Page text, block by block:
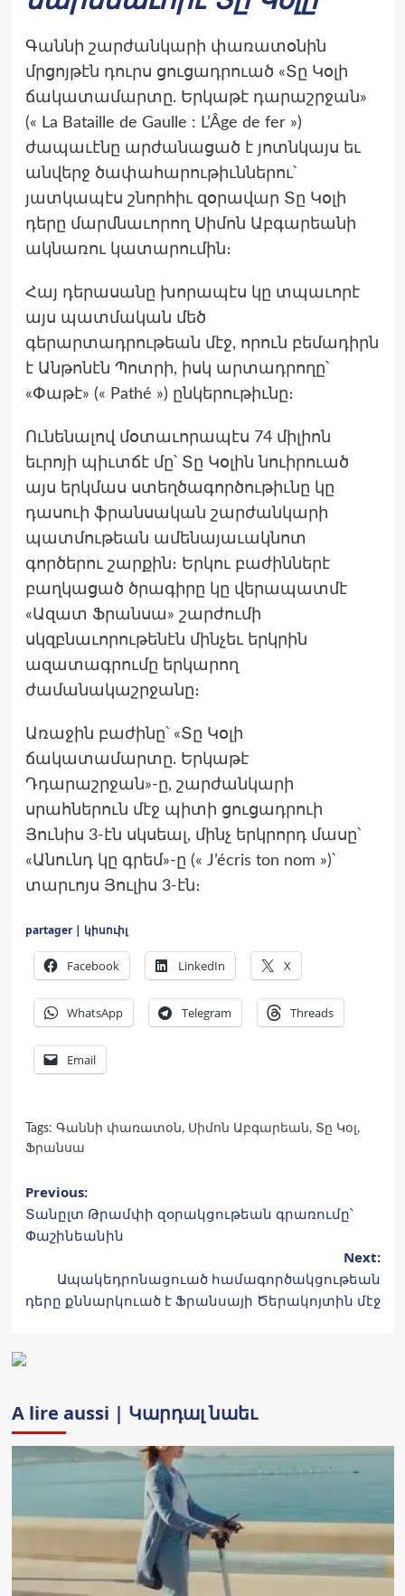
Գաննի շարժանկարի փառատօնին
մրցոյթէն դուրս ցուցադրուած «Տը Կօլի
ճակատամարտը. Երկաթէ դարաշրջան»
(« La Bataille de Gaulle : L’Âge de fer »)
ժապաւէնը արժանացած է յոտնկայս եւ
անվերջ ծափահարութիւններու՝
յատկապէս շնորհիւ զօրավար Տը Կօլի
դերը մարմնաւորող Սիմոն Աբգարեանի
ակնառու կատարումին։
Հայ դերասանը խորապէս կը տպաւորէ
այս պատմական մեծ
գերարտադրութեան մէջ, որուն բեմադիրն
է Անթոնէն Պոտրի, իսկ արտադրողը՝
«Փաթէ» (« Pathé ») ընկերութիւնը։
Ունենալով մօտաւորապէս 74 միլիոն
եւրոյի պիւտճէ մը՝ Տը Կօլին նուիրուած
այս երկմաս ստեղծագործութիւնը կը
դասուի ֆրանսական շարժանկարի
պատմութեան ամենայաւակնոտ
գործերու շարքին։ Երկու բաժիններէ
բաղկացած ծրագիրը կը վերապատմէ
«Ազատ Ֆրանսա» շարժումի
սկզբնաւորութենէն մինչեւ երկրին
ազատագրումը երկարող
ժամանակաշրջանը։
Առաջին բաժինը՝ «Տը Կօլի
ճակատամարտը. Երկաթէ
Դդարաշրջան»-ը, շարժանկարի
սրահներուն մէջ պիտի ցուցադրուի
Յունիս 3-էն սկսեալ, մինչ երկրորդ մասը՝
«Անունդ կը գրեմ»-ը (« J’écris ton nom »)՝
տարւոյս Յուլիս 3-էն։
partager | կիսուիլ
Facebook LinkedIn X
WhatsApp Telegram Threads
Email
Tags: Գաննի փառատօն, Սիմոն Աբգարեան, Տը Կօլ,
Ֆրանսա
Post
navigation
Previous:
Տանըլտ Թրամփի զօրակցութեան գրառումը՝
Փաշինեանին
Next:
Ապակեդրոնացուած համագործակցութեան
դերը քննարկուած է Ֆրանսայի Ծերակոյտին մէջ
A lire aussi | Կարդալ նաեւ